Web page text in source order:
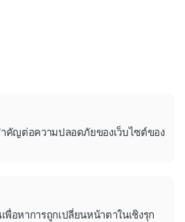
ำคัญต่อความปลอดภัยของเว็บไซต์ของ
อหาการถูกเปลี่ยนหน้าตาในเชิงรุก